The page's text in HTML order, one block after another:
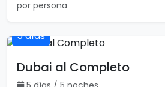
4 días
Mini Estambul
4 días / 4 noches
1 país(es)